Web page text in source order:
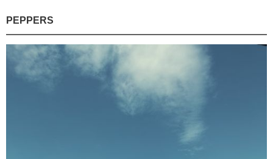
PEPPERS